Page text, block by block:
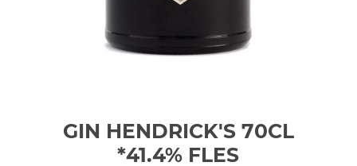
GIN HENDRICK'S 70CL
*41.4% FLES